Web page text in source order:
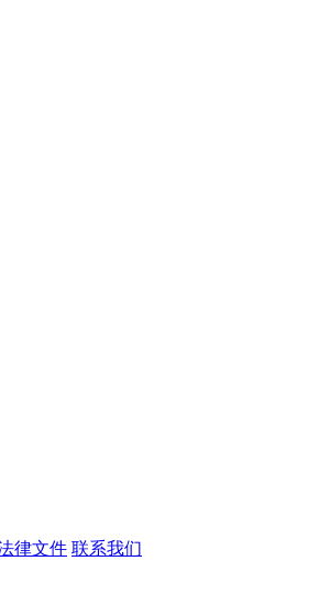
律文件 联系我们